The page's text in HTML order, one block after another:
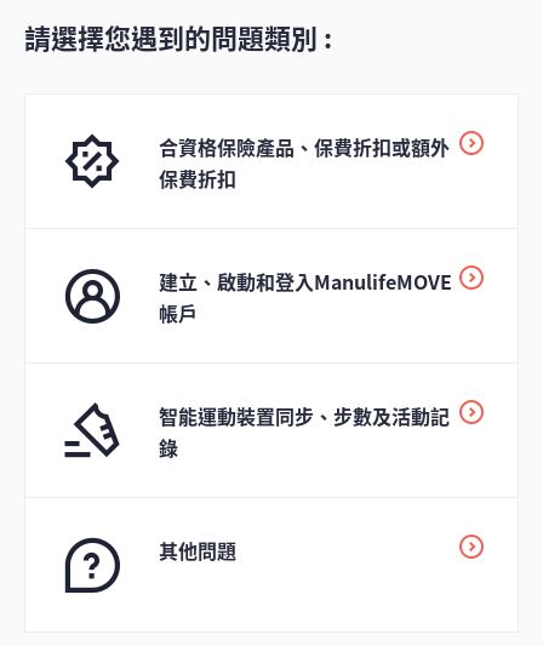
請選擇您遇到的問題類別 :
合資格保險產品、保費折扣或額外
保費折扣
建立、啟動和登入ManulifeMOVE
帳戶
智能運動裝置同步、步數及活動記
錄
其他問題